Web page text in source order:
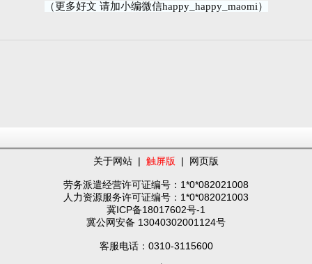
（更多好文 请加小编微信happy_happy_maomi）
关于网站 | 触屏版 | 网页版
劳务派遣经营许可证编号：1*0*082021008
人力资源服务许可证编号：1*0*082021003
冀ICP备18017602号-1
冀公网安备 13040302001124号
客服电话：0310-3115600